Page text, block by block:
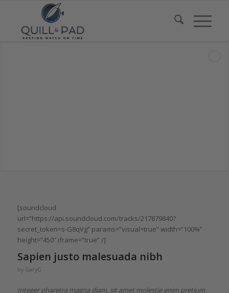
[soundcloud
url=”https://api.soundcloud.com/tracks/217879840?
secret_token=s-G8qVg” params=”visual=true” width=”100%”
height=”450″ iframe=”true” /]
Sapien justo malesuada nibh
by GaryG
Integer pharetra magna diam, sit amet molestie enim pretium